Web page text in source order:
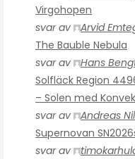
Virgohopen
svar av
Arvid
The Bauble Nebula
svar av
Hans
Solfläck Region
– Solen med
svar av
Andreas
Supernovan
svar av